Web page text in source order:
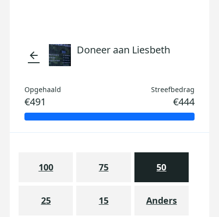
arrow_back Doneer aan Liesbeth
Opgehaald
€491
Streefbedrag
€444
100 75 50
25 15 Anders